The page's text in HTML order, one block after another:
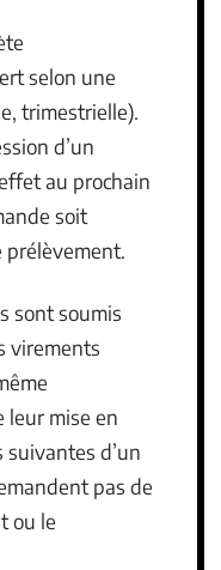
selon une
trimestrielle).
d’un
au prochain
soit
prélèvement.
sont soumis
virements
mise en
suivantes d’un
pas de
ou le